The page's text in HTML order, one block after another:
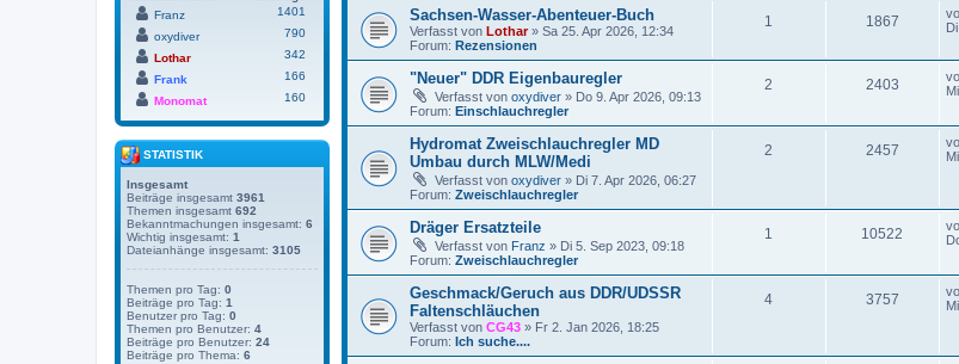
Sachsen-Wasser-Abenteuer-Buch
Verfasst von Lothar» Sa 25. Apr 2026, 12:34
Forum: Rezensionen
1 1867
"Neuer" DDR Eigenbauregler
Verfasst von oxydiver » Do 9. Apr 2026, 09:13
Forum: Einschlauchregler
2 2403
Hydromat Zweischlauchregler MD
Umbau durch MLW/Medi
Verfasst von oxydiver » Di 7. Apr 2026, 06:27
Forum: Zweischlauchregler
2 2457
Dräger Ersatzteile
Verfasst von Franz » Di 5. Sep 2023, 09:18
Forum: Zweischlauchregler
1 10522
Geschmack/Geruch aus DDR/UDSSR
Faltenschläuchen
Verfasst von CG43 » Fr 2. Jan 2026, 18:25
Forum: Ich suche....
4 3757
Franz
1401
oxydiver
790
Lothar
342
Frank
166
Monomat
160
STATISTIK
Insgesamt
Beiträge insgesamt 3961
Themen insgesamt 692
Bekanntmachungen insgesamt: 6
Wichtig insgesamt: 1
Dateianhänge insgesamt: 3105
Themen pro Tag: 0
Beiträge pro Tag: 1
Benutzer pro Tag: 0
Themen pro Benutzer: 4
Beiträge pro Benutzer: 24
Beiträge pro Thema: 6